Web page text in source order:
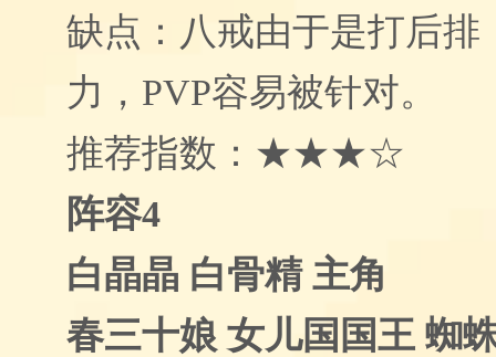
缺点：八戒由于是打后排
力，PVP容易被针对。
推荐指数：★★★☆
阵容4
白晶晶 白骨精 主角
春三十娘 女儿国国王 蜘